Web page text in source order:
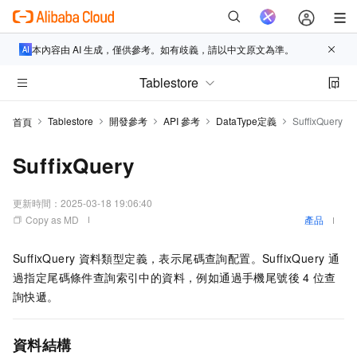
本內容由 AI 生成，僅供參考。如有歧義，請以中文原文為準。
Tablestore
首頁 Tablestore 開發參考 API 參考 DataType定義 SuffixQuery
SuffixQuery
更新時間： 2025-03-18 19:06:40
Copy as MD
產品
SuffixQuery 資料類型定義，表示尾碼查詢配置。SuffixQuery 通
過指定尾碼條件查詢索引中的資料，例如通過手機尾號後 4 位查
詢快遞。
資料結構